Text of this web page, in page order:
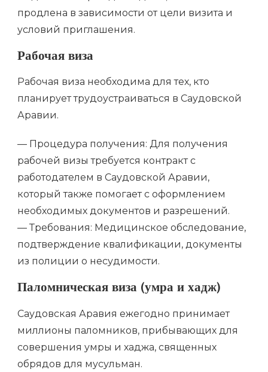
продлена в зависимости от цели визита и
условий приглашения.
Рабочая виза
Рабочая виза необходима для тех, кто
планирует трудоустраиваться в Саудовской
Аравии.
— Процедура получения: Для получения
рабочей визы требуется контракт с
работодателем в Саудовской Аравии,
который также помогает с оформлением
необходимых документов и разрешений.
— Требования: Медицинское обследование,
подтверждение квалификации, документы
из полиции о несудимости.
Паломническая виза (умра и хадж)
Саудовская Аравия ежегодно принимает
миллионы паломников, прибывающих для
совершения умры и хаджа, священных
обрядов для мусульман.